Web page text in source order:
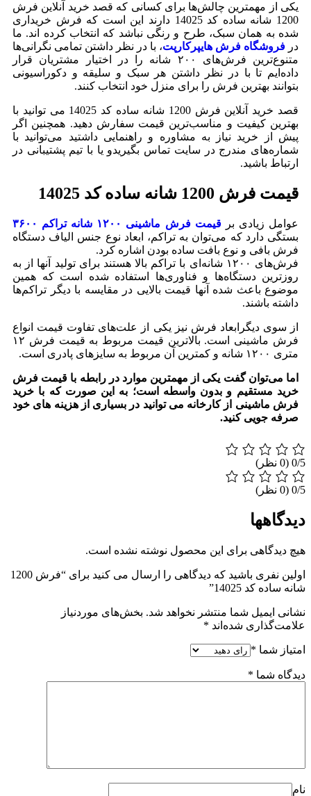
یکی از مهمترین چالش‌ها برای کسانی که قصد خرید آنلاین فرش
1200 شانه ساده کد 14025 دارند این است که فرش خریداری
شده به همان سبک، طرح و رنگی نباشد که انتخاب کرده‌ اند. ما
در فروشگاه فرش هایپرکارپت، با در نظر داشتن تمامی نگرانی‌ها
متنوع‌ترین فرش‌های ۲۰۰ شانه را در اختیار مشتریان قرار
داده‌ایم تا با در نظر داشتن هر سبک و سلیقه و دکوراسیونی
بتوانند بهترین فرش را برای منزل خود انتخاب کنند.
قصد خرید آنلاین فرش 1200 شانه ساده کد 14025 می توانید با
بهترین کیفیت و مناسب‌ترین قیمت سفارش دهید. همچنین اگر
پیش از خرید نیاز به مشاوره و راهنمایی داشتید می‌توانید با
شماره‌های مندرج در سایت تماس بگیریدو یا با تیم پشتیبانی در
ارتباط باشید.
قیمت فرش 1200 شانه ساده کد 14025
عوامل زیادی بر
قیمت فرش ماشینی ۱۲۰۰ شانه تراکم ۳۶۰۰
بستگی دارد که می‌توان به تراکم، ابعاد نوع جنس الیاف دستگاه
فرش بافی و نوع بافت ساده بودن اشاره کرد.
فرش‌های ۱۲۰۰ شانه‌ای با تراکم بالا هستند برای تولید آنها از به
روزترین دستگاه‌ها و فناوری‌ها استفاده شده است که همین
موضوع باعث شده آنها قیمت بالایی در مقایسه با دیگر تراکم‌ها
داشته باشند.
از سوی دیگرابعاد فرش نیز یکی از علت‌های تفاوت قیمت انواع
فرش ماشینی است. بالاترین قیمت مربوط به قیمت فرش ۱۲
متری ۱۲۰۰ شانه و کمترین آن مربوط به سایزهای پادری است.
اما می‌توان گفت یکی از مهمترین موارد در رابطه با قیمت فرش
خرید مستقیم و بدون واسطه است؛ به این صورت که با خرید
فرش ماشینی از کارخانه می توانید در بسیاری از هزینه های خود
صرفه جویی کنید.
‫0/5
‫0/5
دیدگاهها
هیچ دیدگاهی برای این محصول نوشته نشده است.
اولین نفری باشید که دیدگاهی را ارسال می کنید برای “فرش 1200
شانه ساده کد 14025”
نشانی ایمیل شما منتشر نخواهد شد. بخش‌های موردنیاز
علامت‌گذاری شده‌اند*
امتیاز شما*
دیدگاه شما*
نام